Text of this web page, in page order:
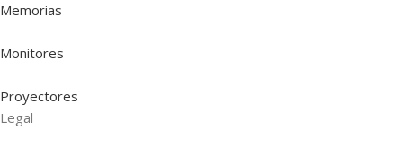
Memorias
Monitores
Proyectores
Legal